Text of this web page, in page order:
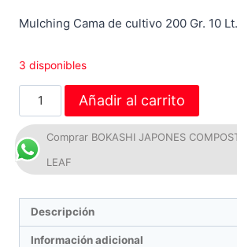
Mulching Cama de cultivo 200 Gr. 10
3 disponibles
Añadir al carrito
Comprar BOKASHI JAPONES
LEAF
Descripción
Información adicional